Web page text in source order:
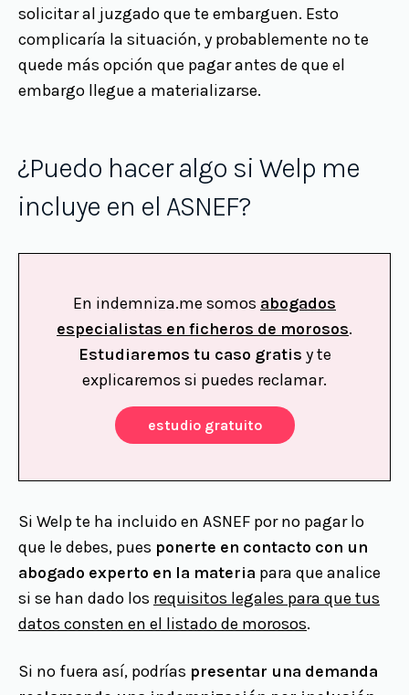
solicitar al juzgado que te embarguen. Esto
complicaría la situación, y probablemente no te
quede más opción que pagar antes de que el
embargo llegue a materializarse.
¿Puedo hacer algo si Welp me
incluye en el ASNEF?
En indemniza.me somos abogados
especialistas en ficheros de morosos.
Estudiaremos tu caso gratis y te
explicaremos si puedes reclamar.
estudio gratuito
Si Welp te ha incluido en ASNEF por no pagar lo
que le debes, pues ponerte en contacto con un
abogado experto en la materia para que analice
si se han dado los requisitos legales para que tus
datos consten en el listado de morosos.
Si no fuera así, podrías presentar una demanda